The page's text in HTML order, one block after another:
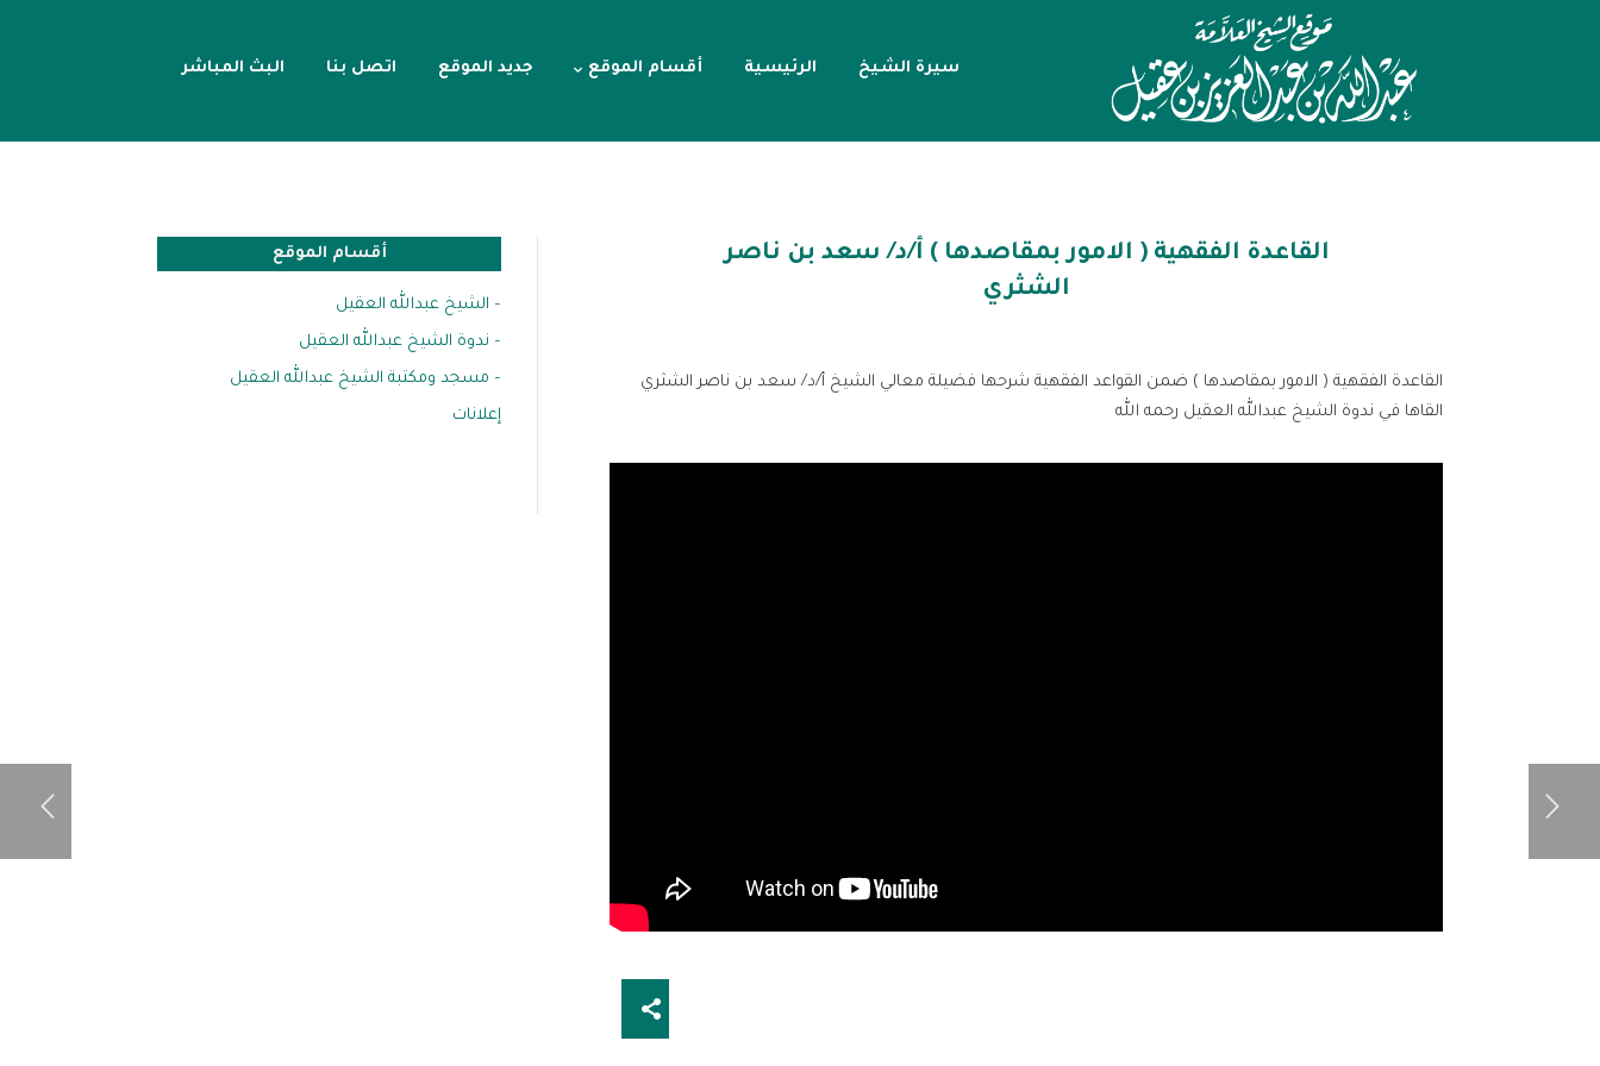
سيرة الشيخ الرئيسية أقسام الموقع جديد الموقع اتصل بنا البث المباشر
القاعدة الفقهية ( الامور بمقاصدها ) أ/د/ سعد بن ناصر
الشثري
القاعدة الفقهية ( الامور بمقاصدها ) ضمن القواعد الفقهية شرحها فضيلة معالي الشيخ أ/د/ سعد بن ناصر الشثري
القاها في ندوة الشيخ عبدالله العقيل رحمه الله
أقسام الموقع
– الشيخ عبدالله العقيل
– ندوة الشيخ عبدالله العقيل
– مسجد ومكتبة الشيخ عبدالله العقيل
إعلانات